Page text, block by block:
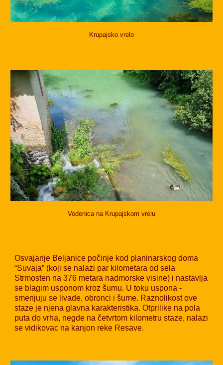
Krupajsko vrelo
Vodenica na Krupajskom vrelu
Osvajanje Beljanice počinje kod planinarskog doma
“Suvaja” (koji se nalazi par kilometara od sela
Strmosten na 376 metara nadmorske visine) i nastavlja
se blagim usponom kroz šumu. U toku uspona -
smenjuju se livade, obronci i šume. Raznolikost ove
staze je njena glavna karakteristika. Otprilike na pola
puta do vrha, negde na četvrtom kilometru staze, nalazi
se vidikovac na kanjon reke Resave.